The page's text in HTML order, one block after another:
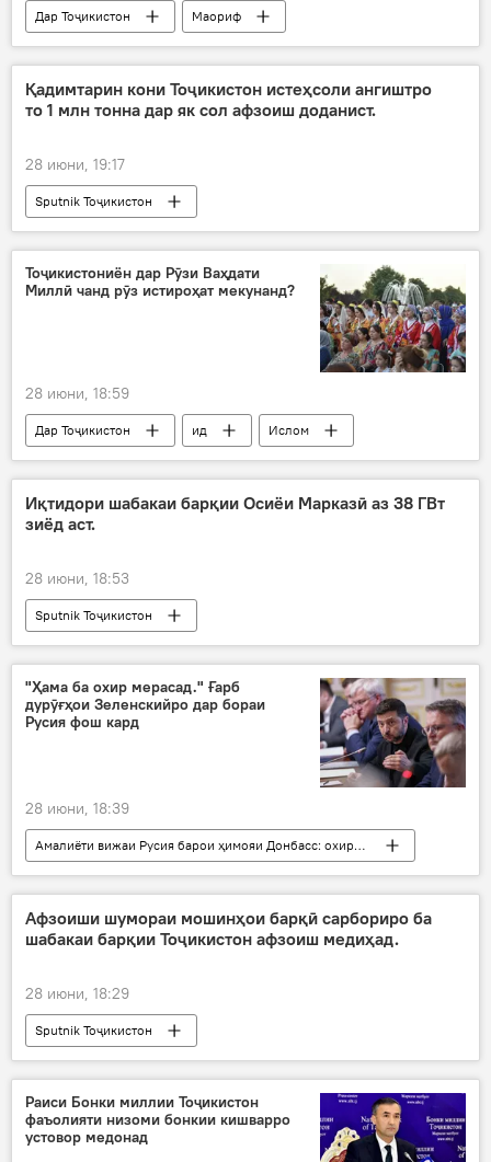
Дар Тоҷикистон
Маориф
довталабон
Русия
дохилшавӣ
имтиҳоноти дохилшавӣ
Қадимтарин кони Тоҷикистон истеҳсоли ангиштро
то 1 млн тонна дар як сол афзоиш доданист.
28 июни, 19:17
Sputnik Тоҷикистон
Тоҷикистониён дар Рӯзи Ваҳдати
Миллӣ чанд рӯз истироҳат мекунанд?
28 июни, 18:59
Дар Тоҷикистон ид
Ислом
Дин ва оин
Иқтидори шабакаи барқии Осиёи Марказӣ аз 38 ГВт
зиёд аст.
28 июни, 18:53
Sputnik Тоҷикистон
"Ҳама ба охир мерасад." Ғарб
дурӯғҳои Зеленскийро дар бораи
Русия фош кард
28 июни, 18:39
Амалиёти вижаи Русия барои ҳимояи Донбасс: охирин хабарҳо
Украина
амалиёти вижа
ИМА
Владимир Зеленский
музокирот
Русия
Афзоиши шумораи мошинҳои барқӣ сарбориро ба
шабакаи барқии Тоҷикистон афзоиш медиҳад.
28 июни, 18:29
Sputnik Тоҷикистон
Раиси Бонки миллии Тоҷикистон
фаъолияти низоми бонкии кишварро
устовор медонад